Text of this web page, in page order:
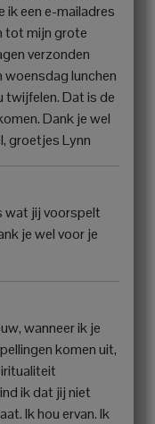
ik een e-mailadres
tot mijn grote
verzonden
woensdag lunchen
twijfelen. Dat is de
Dank je wel
groetjes Lynn
wat jij voorspelt
je wel voor je
wanneer ik je
komen uit,
ik dat jij niet
Ik hou ervan. Ik